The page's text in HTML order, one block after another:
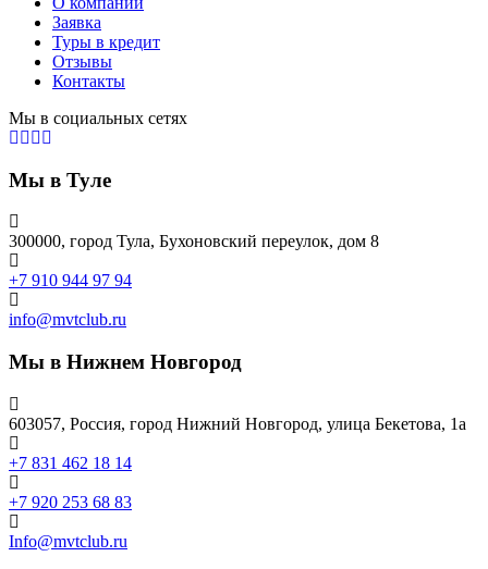
Заявка
Туры в кредит
Отзывы
Контакты
Мы в социальных сетях
Мы в Туле
300000, город Тула, Бухоновский переулок, дом 8
+7 910 944 97 94
info@mvtclub.ru
Мы в Нижнем Новгород
603057, Россия, город Нижний Новгород, улица Бекетова, 1а
+7 831 462 18 14
+7 920 253 68 83
Info@mvtclub.ru